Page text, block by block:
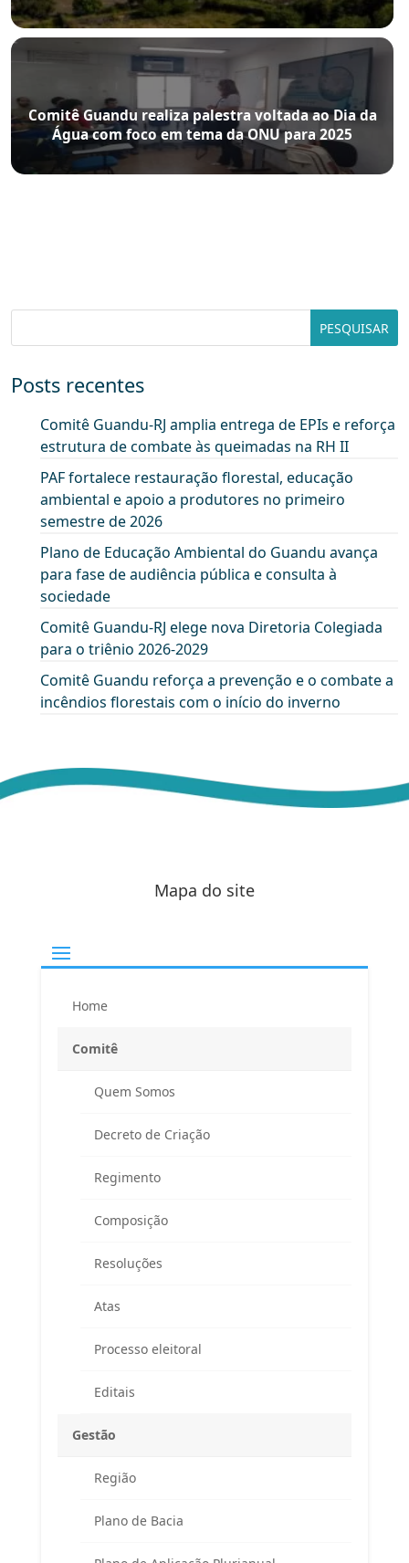
Comitê Guandu realiza palestra voltada ao Dia da
Água com foco em tema da ONU para 2025
Posts recentes
Comitê Guandu-RJ amplia entrega de EPIs e reforça
estrutura de combate às queimadas na RH II
PAF fortalece restauração florestal, educação
ambiental e apoio a produtores no primeiro
semestre de 2026
Plano de Educação Ambiental do Guandu avança
para fase de audiência pública e consulta à
sociedade
Comitê Guandu-RJ elege nova Diretoria Colegiada
para o triênio 2026-2029
Comitê Guandu reforça a prevenção e o combate a
incêndios florestais com o início do inverno
Mapa do site
Home
Comitê
Quem Somos
Decreto de Criação
Regimento
Composição
Resoluções
Atas
Processo eleitoral
Editais
Gestão
Região
Plano de Bacia
Atendimento ao Público / Correspondências